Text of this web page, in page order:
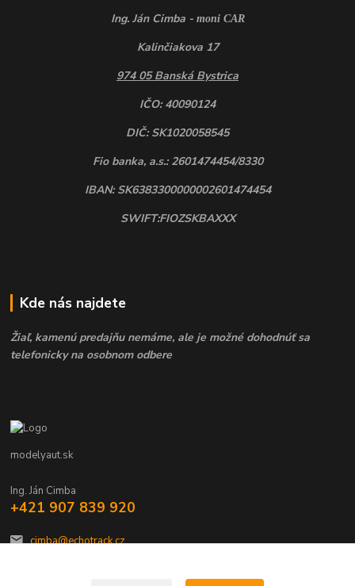
Ing. Ján Cimba - moni CAR
Kalinčiakova 17
974 05 Banská Bystrica
IČO: 40090124
DIČ: SK1020058545
Fio banka, a.s.: 2601474454/8330
IBAN: SK6383300000002601474454
SWIFT:FIOZSKBAXXX
Kde nás najdete
Žiaľ, kamenú predajňu nemáme, ale je možné dohodnúť sa
telefonicky na osobnom odbere
modelyaut.sk
Ing. Ján Cimba
+421 907 839 920
cimba@echotrack.cz